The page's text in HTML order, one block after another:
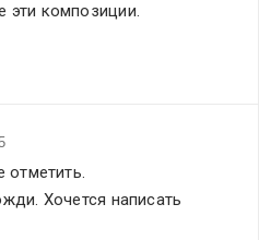
эти композиции.
отметить.
Хочется написать